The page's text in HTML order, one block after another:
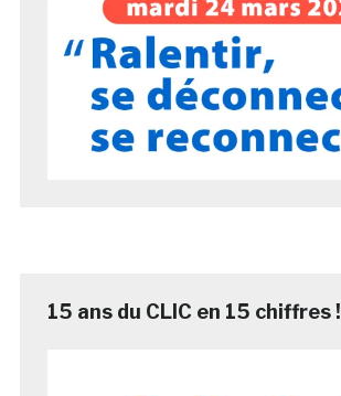
15 ans du CLIC en 15 chiffres !